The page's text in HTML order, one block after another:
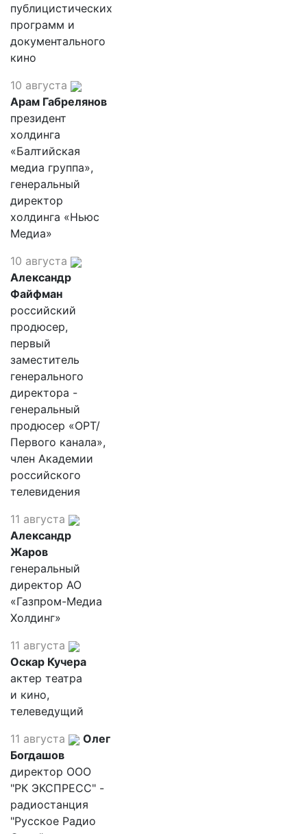
публицистических
программ и
документального
кино
10 августа
Арам Габрелянов
президент
холдинга
«Балтийская
медиа группа»,
генеральный
директор
холдинга «Ньюс
Медиа»
10 августа
Александр
Файфман
российский
продюсер,
первый
заместитель
генерального
директора -
генеральный
продюсер «ОРТ/
Первого канала»,
член Академии
российского
телевидения
11 августа
Александр
Жаров
генеральный
директор АО
«Газпром-Медиа
Холдинг»
11 августа
Оскар Кучера
актер театра
и кино,
телеведущий
11 августа
Олег
Богдашов
директор ООО
"РК ЭКСПРЕСС" -
радиостанция
"Русское Радио